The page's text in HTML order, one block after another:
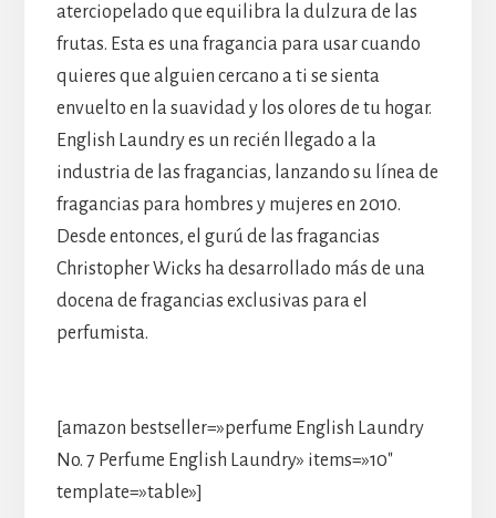
aterciopelado que equilibra la dulzura de las
frutas. Esta es una fragancia para usar cuando
quieres que alguien cercano a ti se sienta
envuelto en la suavidad y los olores de tu hogar.
English Laundry es un recién llegado a la
industria de las fragancias, lanzando su línea de
fragancias para hombres y mujeres en 2010.
Desde entonces, el gurú de las fragancias
Christopher Wicks ha desarrollado más de una
docena de fragancias exclusivas para el
perfumista.
[amazon bestseller=»perfume English Laundry
No. 7 Perfume English Laundry» items=»10″
template=»table»]